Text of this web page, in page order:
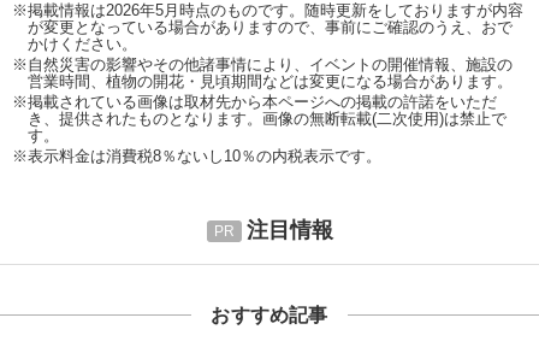
※掲載情報は2026年5月時点のものです。随時更新をしておりますが内容
が変更となっている場合がありますので、事前にご確認のうえ、おで
かけください。
※自然災害の影響やその他諸事情により、イベントの開催情報、施設の
営業時間、植物の開花・見頃期間などは変更になる場合があります。
※掲載されている画像は取材先から本ページへの掲載の許諾をいただ
き、提供されたものとなります。画像の無断転載(二次使用)は禁止で
す。
※表示料金は消費税8％ないし10％の内税表示です。
注目情報
おすすめ記事